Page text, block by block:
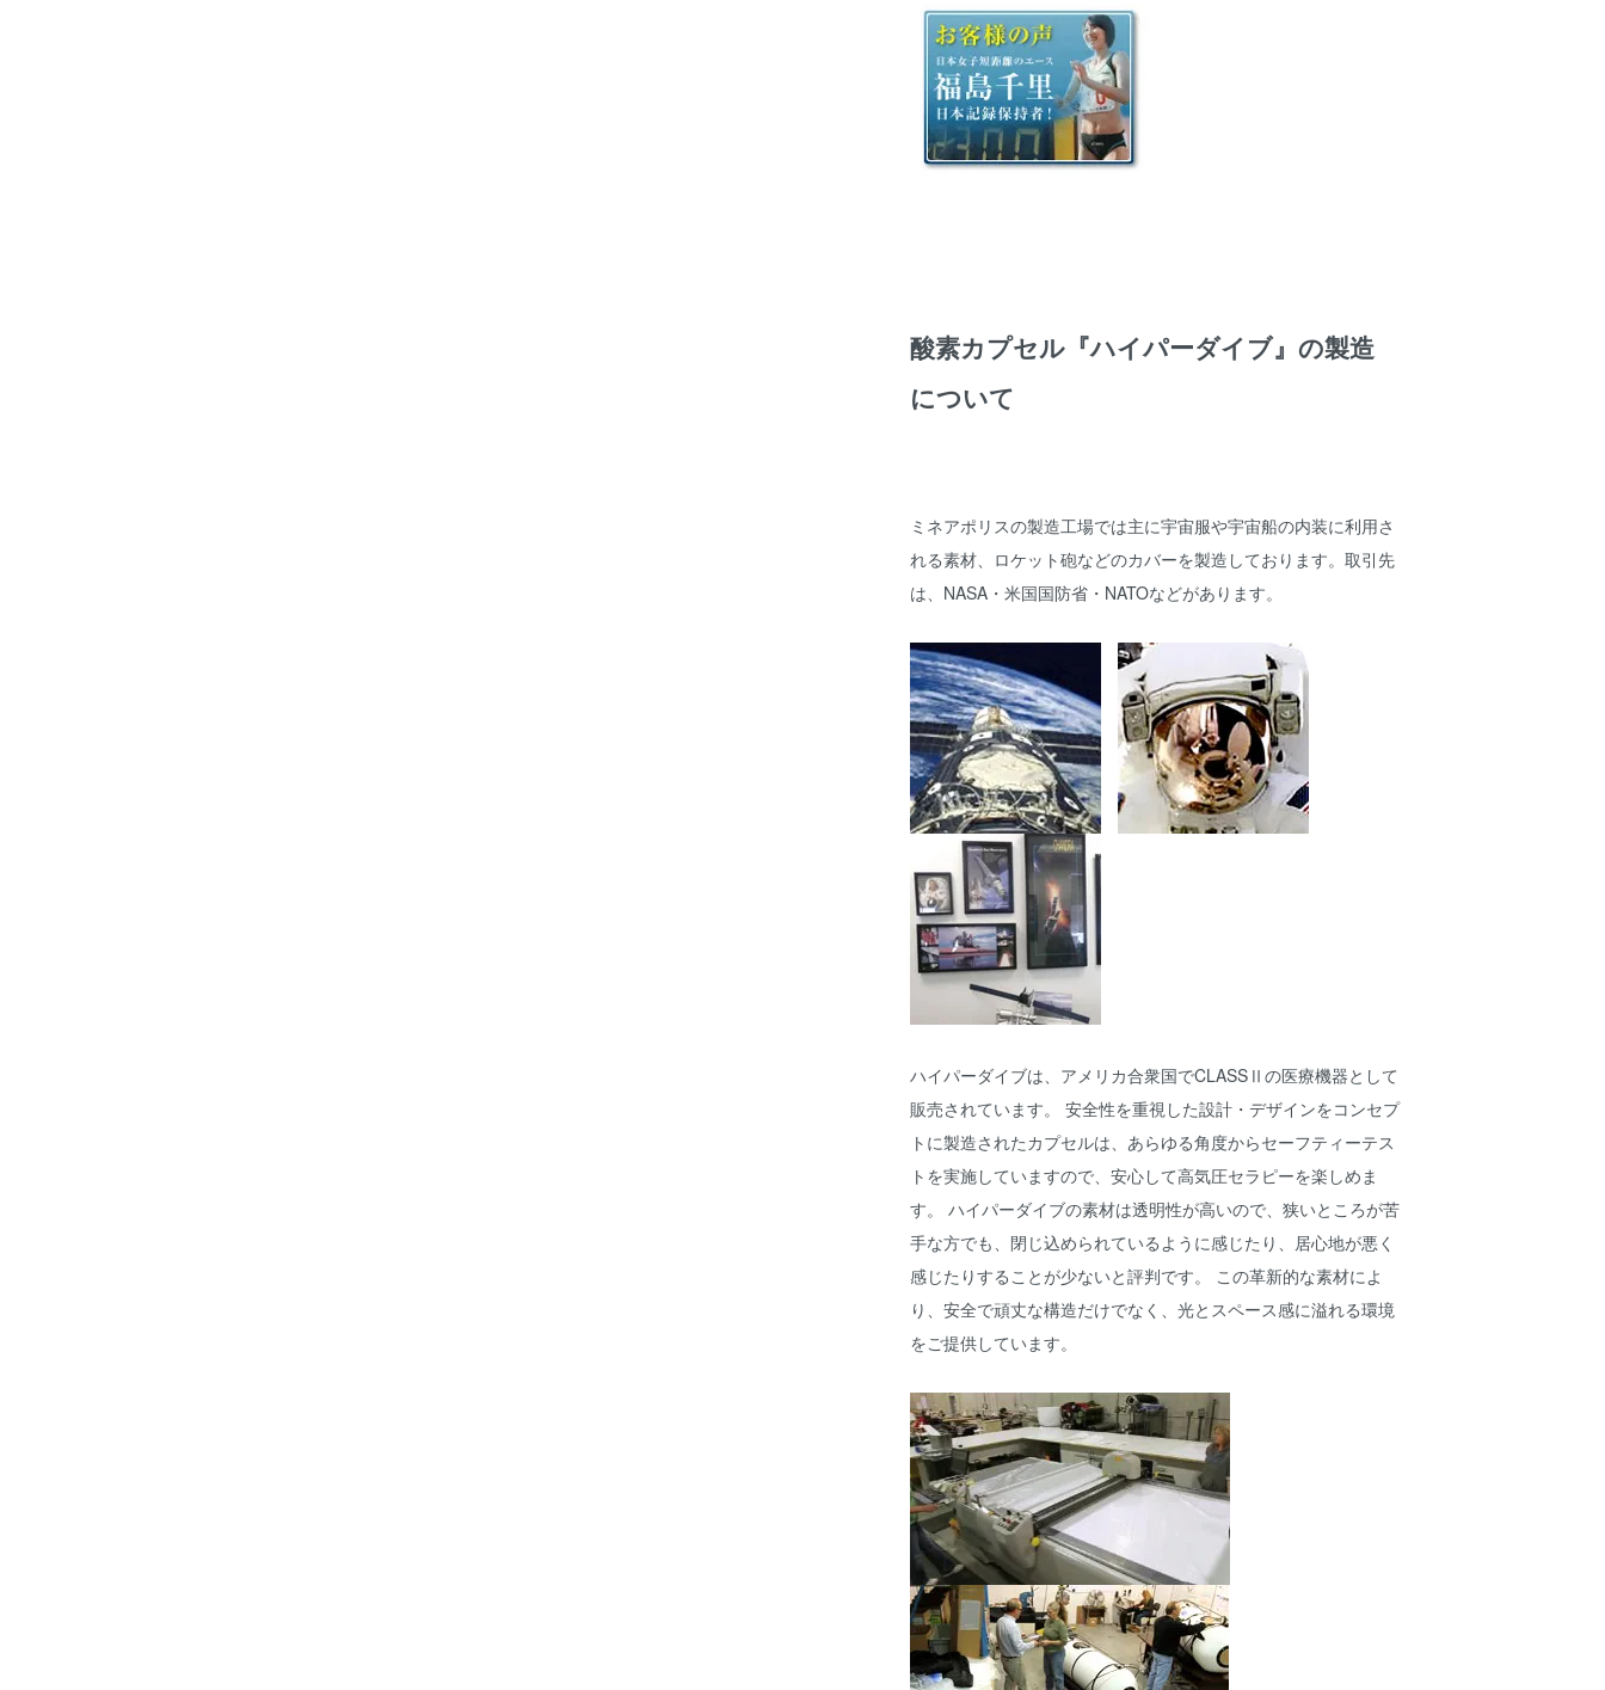
酸素カプセル『ハイパーダイブ』の製造
について
ミネアポリスの製造工場では主に宇宙服や宇宙船の内装に利用さ
れる素材、ロケット砲などのカバーを製造しております。取引先
は、NASA・米国国防省・NATOなどがあります。
ハイパーダイブは、アメリカ合衆国でCLASSⅡの医療機器として
販売されています。 安全性を重視した設計・デザインをコンセプ
トに製造されたカプセルは、あらゆる角度からセーフティーテス
トを実施していますので、安心して高気圧セラピーを楽しめま
す。 ハイパーダイブの素材は透明性が高いので、狭いところが苦
手な方でも、閉じ込められているように感じたり、居心地が悪く
感じたりすることが少ないと評判です。 この革新的な素材によ
り、安全で頑丈な構造だけでなく、光とスペース感に溢れる環境
をご提供しています。